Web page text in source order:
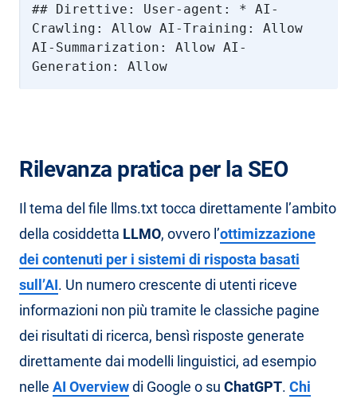
## Direttive: User-agent: * AI-
Crawling: Allow AI-Training: Allow
AI-Summarization: Allow AI-
Generation: Allow
Rilevanza pratica per la SEO
Il tema del file llms.txt tocca direttamente l’ambito
della cosiddetta LLMO, ovvero l’ottimizzazione
dei contenuti per i sistemi di risposta basati
sull’AI. Un numero crescente di utenti riceve
informazioni non più tramite le classiche pagine
dei risultati di ricerca, bensì risposte generate
direttamente dai modelli linguistici, ad esempio
nelle AI Overviewdi Google o su ChatGPT. Chi